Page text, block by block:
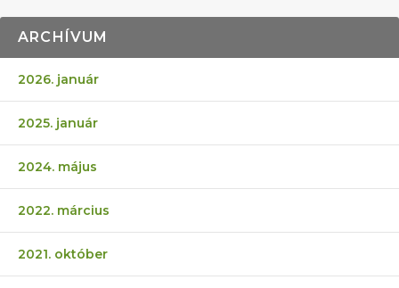
ARCHÍVUM
2026. január
2025. január
2024. május
2022. március
2021. október